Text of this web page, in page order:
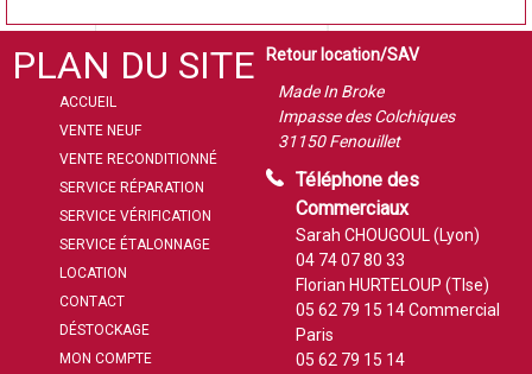
PLAN DU SITE
ACCUEIL
VENTE NEUF
VENTE RECONDITIONNÉ
SERVICE RÉPARATION
SERVICE VÉRIFICATION
SERVICE ÉTALONNAGE
LOCATION
CONTACT
DÉSTOCKAGE
MON COMPTE
Retour location/SAV
Made In Broke
Impasse des Colchiques
31150 Fenouillet
Téléphone des
Commerciaux
Sarah CHOUGOUL (Lyon)
04 74 07 80 33
Florian HURTELOUP (Tlse)
05 62 79 15 14Commercial
Paris
05 62 79 15 14